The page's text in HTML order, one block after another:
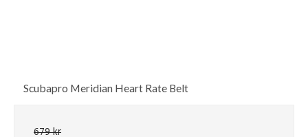
Scubapro Meridian Heart Rate Belt
679 kr